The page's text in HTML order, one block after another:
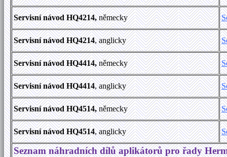
Servisní návod HQ4214,německy
Servisní návod HQ4214, anglicky
Servisní návod HQ4414,německy
Servisní návod HQ4414, anglicky
Servisní návod HQ4514,německy
Servisní návod HQ4514, anglicky
Seznam náhradních dílů aplikátorů pro řady